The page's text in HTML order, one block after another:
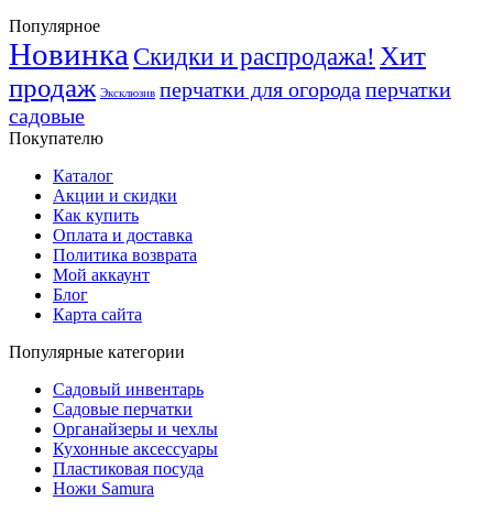
Популярное
Новинка Скидки и распродажа! Хит
продаж Эксклюзив перчатки для огорода перчатки
садовые
Покупателю
Каталог
Акции и скидки
Как купить
Оплата и доставка
Политика возврата
Мой аккаунт
Блог
Карта сайта
Популярные категории
Садовый инвентарь
Садовые перчатки
Органайзеры и чехлы
Кухонные аксессуары
Пластиковая посуда
Ножи Samura